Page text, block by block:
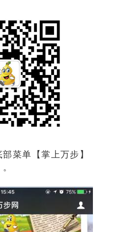
单【掌上万步】